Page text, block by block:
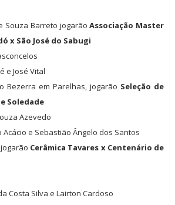
Souza Barreto jogarãoAssociação Master
x São José do Sabugi
e José Vital
Bezerra em Parelhas, jogarão Seleção de
Soledade
Azevedo
Acácio e Sebastião Ângelo dos Santos
Cerâmica Tavares x Centenário de
Costa Silva e Lairton Cardoso